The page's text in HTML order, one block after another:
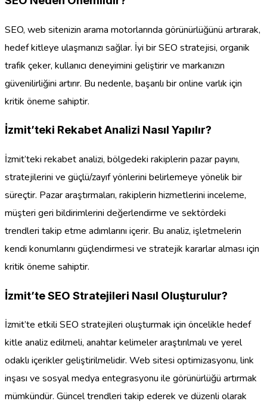
SEO, web sitenizin arama motorlarında görünürlüğünü artırarak,
hedef kitleye ulaşmanızı sağlar. İyi bir SEO stratejisi, organik
trafik çeker, kullanıcı deneyimini geliştirir ve markanızın
güvenilirliğini artırır. Bu nedenle, başarılı bir online varlık için
kritik öneme sahiptir.
İzmit’teki Rekabet Analizi Nasıl Yapılır?
İzmit’teki rekabet analizi, bölgedeki rakiplerin pazar payını,
stratejilerini ve güçlü/zayıf yönlerini belirlemeye yönelik bir
süreçtir. Pazar araştırmaları, rakiplerin hizmetlerini inceleme,
müşteri geri bildirimlerini değerlendirme ve sektördeki
trendleri takip etme adımlarını içerir. Bu analiz, işletmelerin
kendi konumlarını güçlendirmesi ve stratejik kararlar alması için
kritik öneme sahiptir.
İzmit’te SEO Stratejileri Nasıl Oluşturulur?
İzmit’te etkili SEO stratejileri oluşturmak için öncelikle hedef
kitle analiz edilmeli, anahtar kelimeler araştırılmalı ve yerel
odaklı içerikler geliştirilmelidir. Web sitesi optimizasyonu, link
inşası ve sosyal medya entegrasyonu ile görünürlüğü artırmak
mümkündür. Güncel trendleri takip ederek ve düzenli olarak